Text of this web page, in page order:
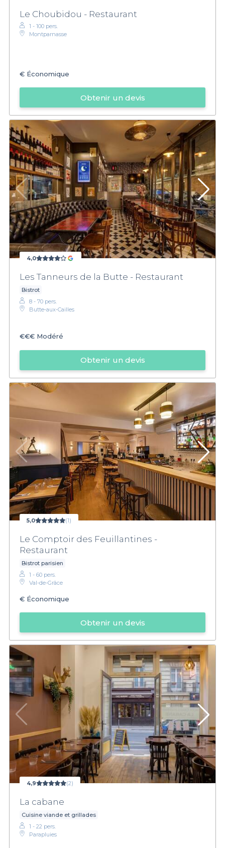
Le Choubidou - Restaurant
1 - 100 pers.
Montparnasse
€ Économique
Obtenir un devis
4,0
Les Tanneurs de la Butte - Restaurant
Bistrot
8 - 70 pers.
Butte‑aux‑Cailles
€€€ Modéré
Obtenir un devis
5,0 (1)
Le Comptoir des Feuillantines -
Restaurant
Bistrot parisien
1 - 60 pers.
Val-de-Grâce
€ Économique
Obtenir un devis
4,9 (2)
La cabane
Cuisine viande et grillades
1 - 22 pers.
Parapluies